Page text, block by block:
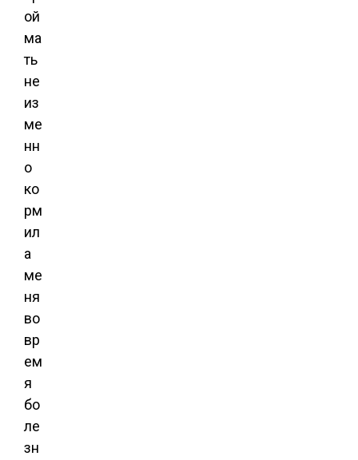
ой
ма
ть
не
из
ме
нн
о
ко
рм
ил
а
ме
ня
во
вр
ем
я
бо
ле
зн